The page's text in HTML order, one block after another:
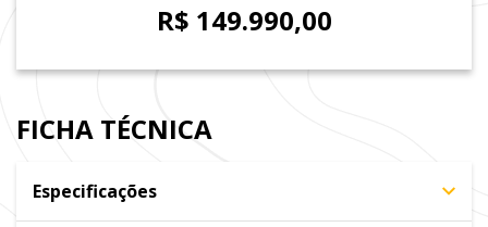
R$ 149.990,00
FICHA TÉCNICA
Especificações